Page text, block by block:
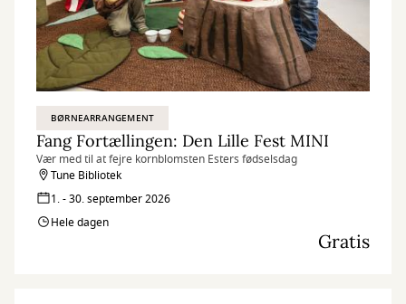
BØRNEARRANGEMENT
Fang Fortællingen: Den Lille Fest MINI
Vær med til at fejre kornblomsten Esters fødselsdag
Tune Bibliotek
1. - 30. september 2026
Hele dagen
Gratis